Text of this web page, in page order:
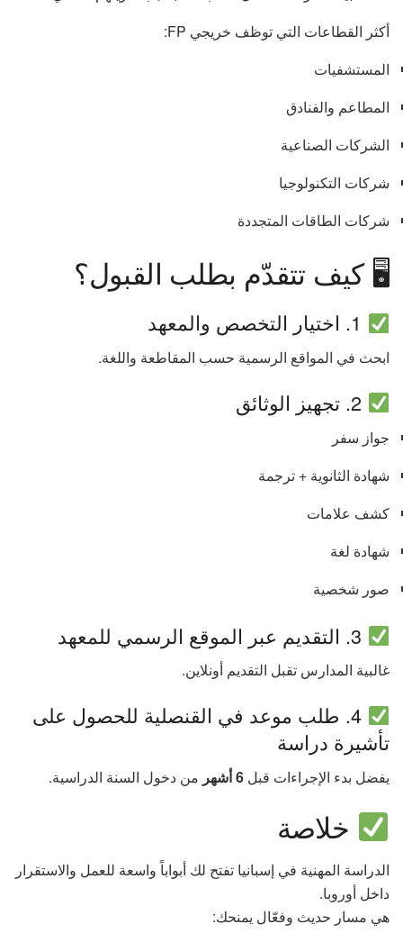
أكثر القطاعات التي توظف خريجي FP:
المستشفيات
المطاعم والفنادق
الشركات الصناعية
شركات التكنولوجيا
شركات الطاقات المتجددة
🖥 كيف تتقدّم بطلب القبول؟
ابحث في المواقع الرسمية حسب المقاطعة واللغة.
جواز سفر
شهادة الثانوية + ترجمة
كشف علامات
شهادة لغة
صور شخصية
غالبية المدارس تقبل التقديم أونلاين.
4. طلب موعد في القنصلية للحصول على
تأشيرة دراسة
يفضل بدء الإجراءات قبل 6 أشهر من دخول السنة الدراسية.
خلاصة
الدراسة المهنية في إسبانيا تفتح لك أبواباً واسعة للعمل والاستقرار
داخل أوروبا.
هي مسار حديث وفعّال يمنحك: